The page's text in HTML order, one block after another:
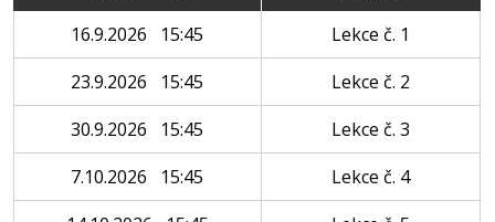
16.9.2026 15:45
Lekce č. 1
23.9.2026 15:45
Lekce č. 2
30.9.2026 15:45
Lekce č. 3
7.10.2026 15:45
Lekce č. 4